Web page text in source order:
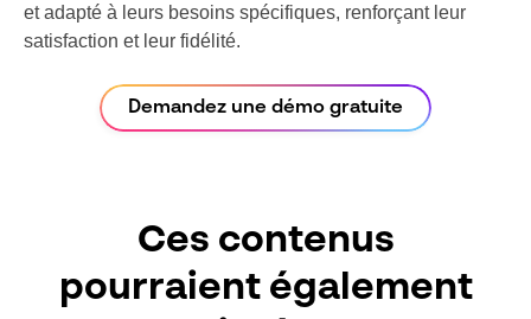
et adapté à leurs besoins spécifiques, renforçant leur
satisfaction et leur fidélité.
Demandez une démo gratuite
Ces contenus
pourraient également